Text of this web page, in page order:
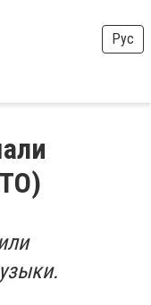
Рус